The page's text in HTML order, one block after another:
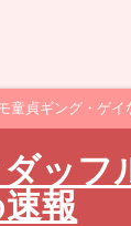
童貞ギング・ゲ
ッフ
報